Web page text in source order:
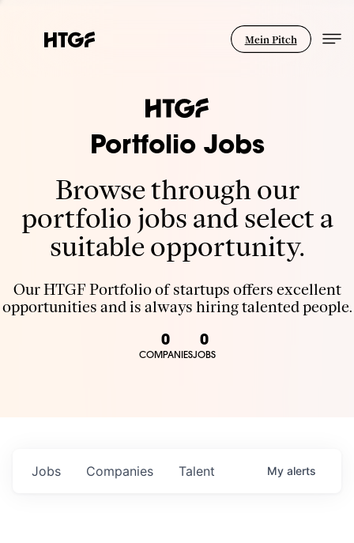
Mein Pitch
Portfolio Jobs
Browse through our
portfolio jobs and select a
suitable opportunity.
Our HTGF Portfolio of startups offers excellent
opportunities and is always hiring talented people.
0
COMPANIES
0
JOBS
Jobs Companies Talent My alerts